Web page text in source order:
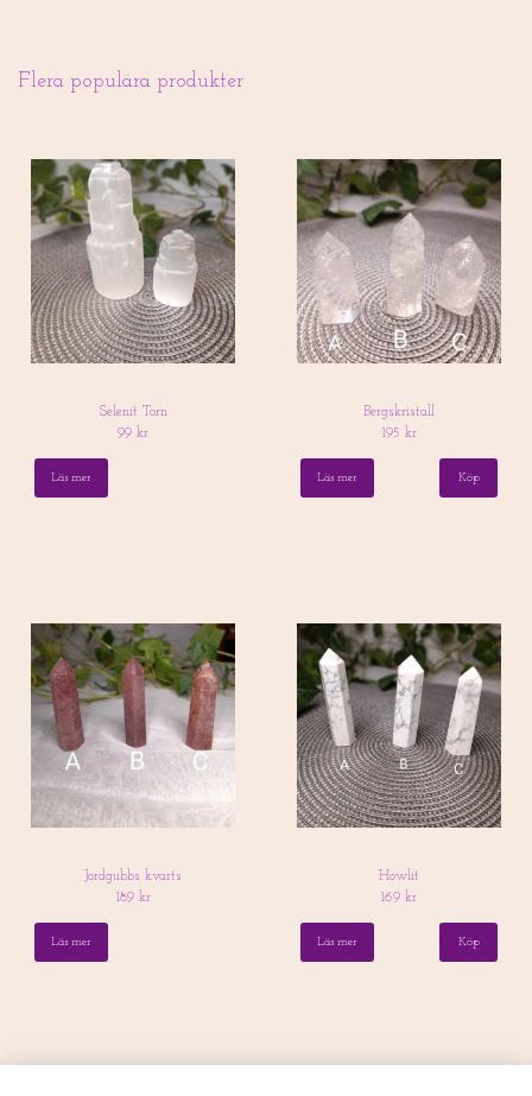
Flera populära produkter
Selenit Torn
99 kr
Läs mer
Bergskristall
195 kr
Läs mer Köp
Jordgubbs kvarts
189 kr
Läs mer
Howlit
169 kr
Läs mer Köp